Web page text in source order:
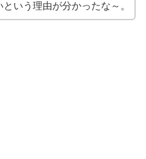
いう理由が分かったな～。